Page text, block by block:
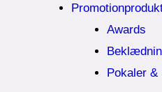
Awards
Pokaler